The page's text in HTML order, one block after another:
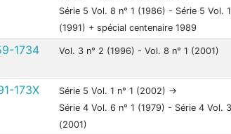
Série 5 Vol. 8 n° 1 (1986) - Série 5 Vol.
(1991) + spécial centenaire 1989
1734 Vol. 3 n° 2 (1996) - Vol. 8 n° 1 (2001)
173X
Série 5 Vol. 1 n° 1 (2002) ->
Série 4 Vol. 6 n° 1 (1979) - Série 4 Vol.
(2001)